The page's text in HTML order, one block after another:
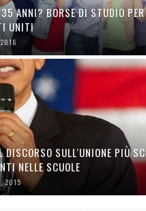
ANNI? BORSE DI STUDIO PER
UNITI
DISCORSO SULL'UNIONE PIÙ
NELLE SCUOLE
2015